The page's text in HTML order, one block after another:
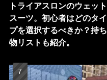
トライアスロンのウェット
スーツ。初心者はどのタイ
プを選択するべきか？持ち
物リストも紹介。